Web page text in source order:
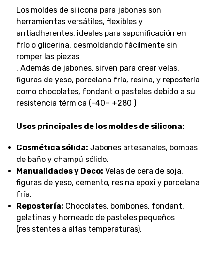
Los moldes de silicona para jabones son
herramientas versátiles, flexibles y
antiadherentes, ideales para saponificación en
frío o glicerina, desmoldando fácilmente sin
romper las piezas
. Además de jabones, sirven para crear velas,
figuras de yeso, porcelana fría, resina, y repostería
como chocolates, fondant o pasteles debido a su
resistencia térmica (-40∘ +280 )
Usos principales de los moldes de silicona:
Cosmética sólida: Jabones artesanales, bombas
de baño y champú sólido.
Manualidades y Deco: Velas de cera de soja,
figuras de yeso, cemento, resina epoxi y porcelana
fría.
Repostería: Chocolates, bombones, fondant,
gelatinas y horneado de pasteles pequeños
(resistentes a altas temperaturas).